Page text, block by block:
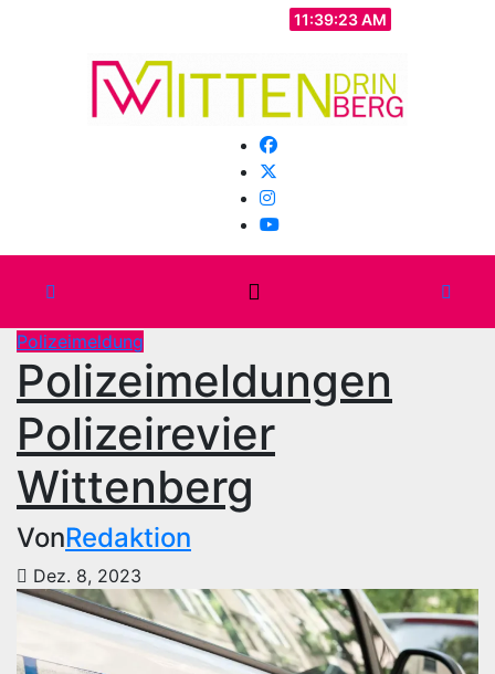
11:39:24 AM
Polizeimeldung
Polizeimeldungen
Polizeirevier
Wittenberg
VonRedaktion
Dez. 8, 2023